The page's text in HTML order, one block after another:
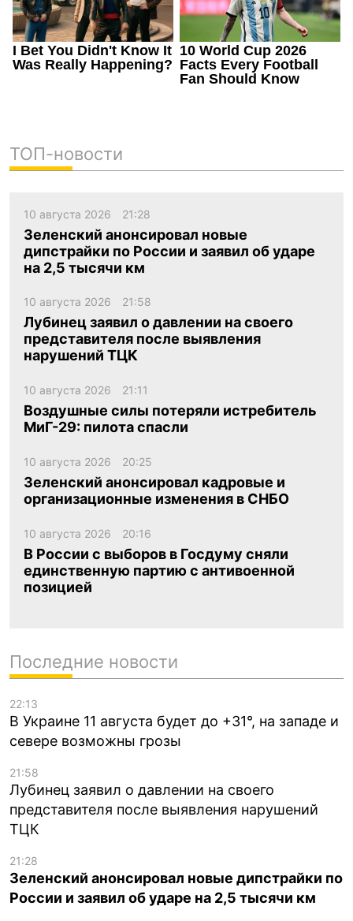
ТОП-новости
10 августа 2026 21:28
Зеленский анонсировал новые
дипстрайки по России и заявил об ударе
на 2,5 тысячи км
10 августа 2026 21:58
Лубинец заявил о давлении на своего
представителя после выявления
нарушений ТЦК
10 августа 2026 21:11
Воздушные силы потеряли истребитель
МиГ-29: пилота спасли
10 августа 2026 20:25
Зеленский анонсировал кадровые и
организационные изменения в СНБО
10 августа 2026 20:16
В России с выборов в Госдуму сняли
единственную партию с антивоенной
позицией
Последние новости
22:13
В Украине 11 августа будет до +31°, на западе и
севере возможны грозы
21:58
Лубинец заявил о давлении на своего
представителя после выявления нарушений
ТЦК
21:28
Зеленский анонсировал новые дипстрайки по
России и заявил об ударе на 2,5 тысячи км